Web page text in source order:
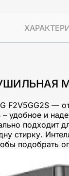
F2V5GG2S —
– удобное и
подходит
стирку.
подобрать